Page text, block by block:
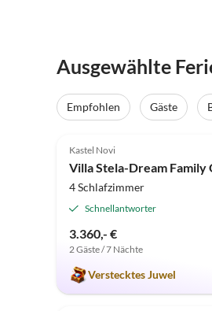
Ausgewählte
Empfohlen Gäste
Kastel Novi
Villa Stela-Dream Family
4 Schlafzimmer
Schnellantworter
3.360,- €
2 Gäste / 7 Nächte
Verstecktes Juwel